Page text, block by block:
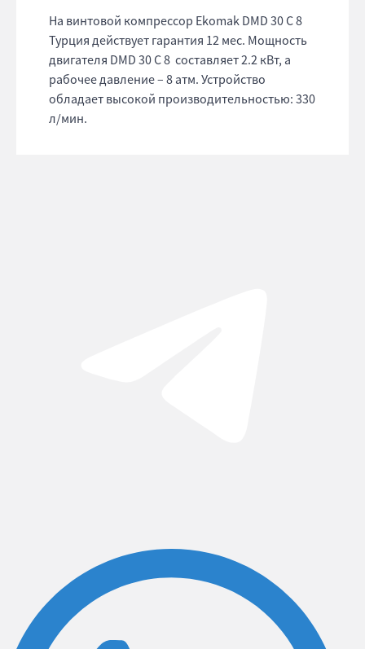
На винтовой компрессор Ekomak DMD 30 C 8
Турция действует гарантия 12 мес. Мощность
двигателя DMD 30 C 8 составляет 2.2 кВт, а
рабочее давление – 8 атм. Устройство
обладает высокой производительностью: 330
л/мин.